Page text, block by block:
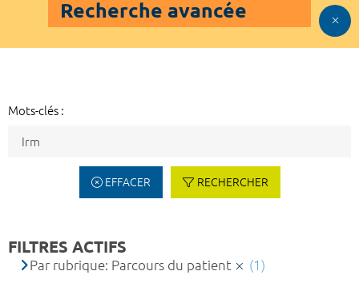
Recherche avancée
Mots-clés :
EFFACER RECHERCHER
FILTRES ACTIFS
Par rubrique: Parcours du patient (1)